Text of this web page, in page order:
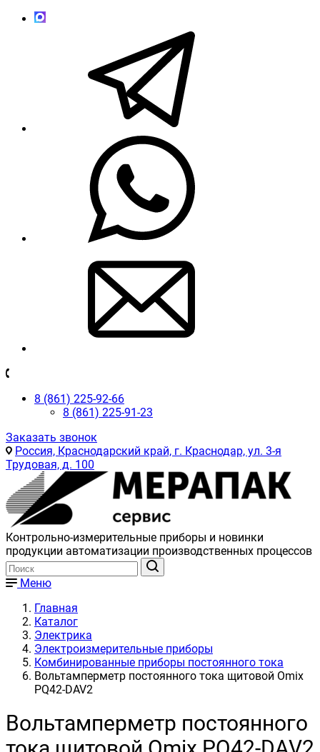
8 (861) 225-92-66
8 (861) 225-91-23
Заказать звонок
Россия, Краснодарский край, г. Краснодар, ул. 3-я
Трудовая, д. 100
Контрольно-измерительные приборы и новинки
продукции автоматизации производственных процессов
Меню
Главная
Каталог
Электрика
Электроизмерительные приборы
Комбинированные приборы постоянного тока
Вольтамперметр постоянного тока щитовой Omix
PQ42-DAV2
Вольтамперметр постоянного